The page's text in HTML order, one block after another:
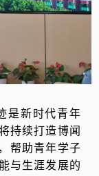
是新时代青年
持续打造博闻
帮助青年学子
与生涯发展的